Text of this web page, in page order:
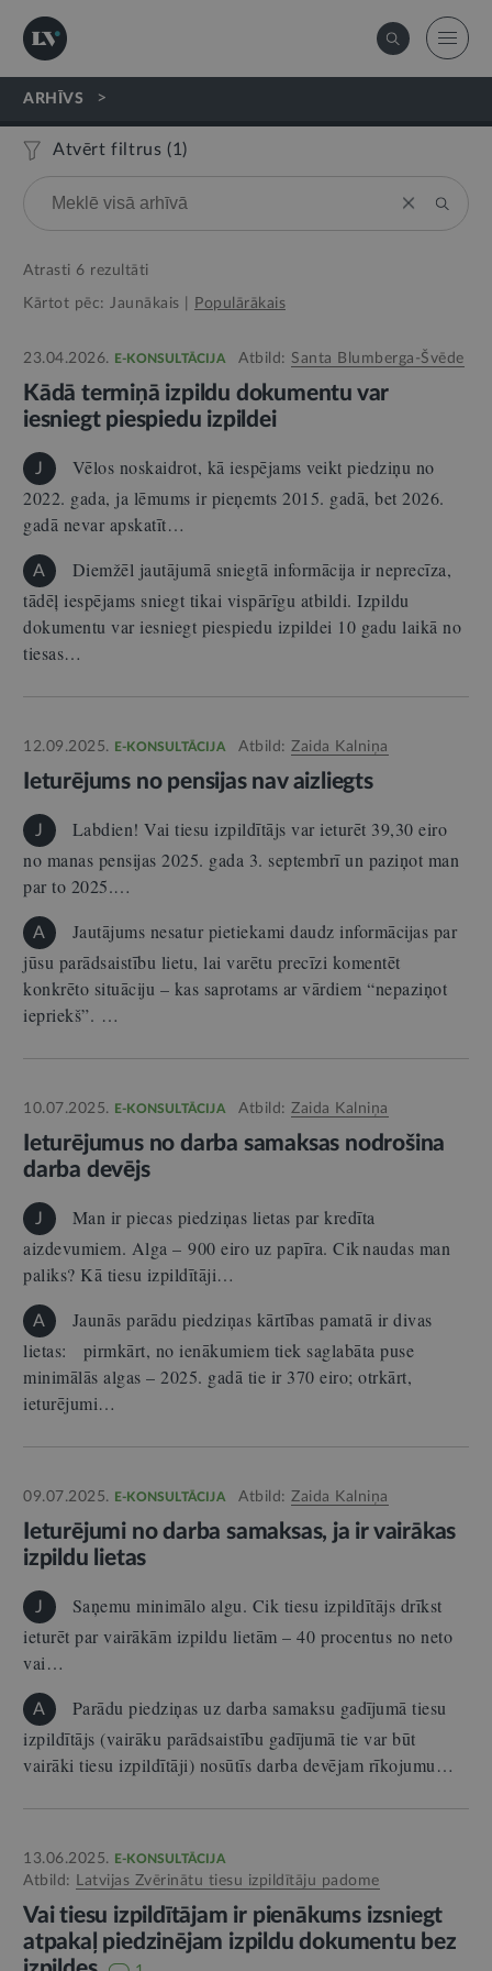
ARHĪVS >
Atvērt filtrus (1 )
Atrasti 6 rezultāti
Kārtot pēc: Jaunākais Populārākais
23.04.2026. E-KONSULTĀCIJA Atbild: Santa Blumberga-Švēde
Kādā termiņā izpildu dokumentu var
iesniegt piespiedu izpildei
J
Vēlos noskaidrot, kā iespējams veikt piedziņu no
2022. gada, ja lēmums ir pieņemts 2015. gadā, bet 2026.
gadā nevar apskatīt…
A
Diemžēl jautājumā sniegtā informācija ir neprecīza,
tādēļ iespējams sniegt tikai vispārīgu atbildi. Izpildu
dokumentu var iesniegt piespiedu izpildei 10 gadu laikā no
tiesas…
12.09.2025. E-KONSULTĀCIJA Atbild:Zaida Kalniņa
Ieturējums no pensijas nav aizliegts
J
Labdien! Vai tiesu izpildītājs var ieturēt 39,30 eiro
no manas pensijas 2025. gada 3. septembrī un paziņot man
par to 2025.…
A
Jautājums nesatur pietiekami daudz informācijas par
jūsu parādsaistību lietu, lai varētu precīzi komentēt
konkrēto situāciju – kas saprotams ar vārdiem “nepaziņot
iepriekš”. …
10.07.2025. E-KONSULTĀCIJA Atbild:Zaida Kalniņa
Ieturējumus no darba samaksas nodrošina
darba devējs
J
Man ir piecas piedziņas lietas par kredīta
aizdevumiem. Alga – 900 eiro uz papīra. Cik naudas man
paliks? Kā tiesu izpildītāji…
A
Jaunās parādu piedziņas kārtības pamatā ir divas
lietas: pirmkārt, no ienākumiem tiek saglabāta puse
minimālās algas – 2025. gadā tie ir 370 eiro; otrkārt,
ieturējumi…
09.07.2025. E-KONSULTĀCIJA Atbild:Zaida Kalniņa
Ieturējumi no darba samaksas, ja ir vairākas
izpildu lietas
J
Saņemu minimālo algu. Cik tiesu izpildītājs drīkst
ieturēt par vairākām izpildu lietām – 40 procentus no neto
vai…
A
Parādu piedziņas uz darba samaksu gadījumā tiesu
izpildītājs (vairāku parādsaistību gadījumā tie var būt
vairāki tiesu izpildītāji) nosūtīs darba devējam rīkojumu…
13.06.2025. E-KONSULTĀCIJA
Atbild: Latvijas Zvērinātu tiesu izpildītāju padome
Vai tiesu izpildītājam ir pienākums izsniegt
atpakaļ piedzinējam izpildu dokumentu bez